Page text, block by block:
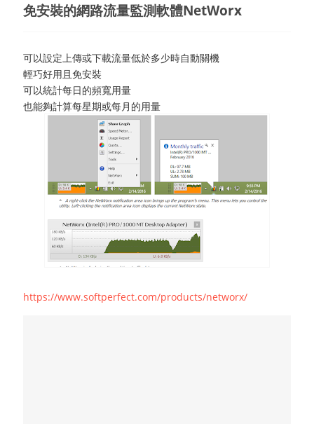
免安裝的網路流量監測軟體NetWorx
可以設定上傳或下載流量低於多少時自動關機
輕巧好用且免安裝
可以統計每日的頻寬用量
也能夠計算每星期或每月的用量
https://www.softperfect.com/products/networx/